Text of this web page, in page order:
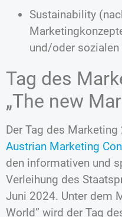
Sustainability
und/oder sozialen
Tag des
„The new
Der Tag des
Austrian Marketing
den informativen und
Verleihung des
Juni 2024. Unter dem
World” wird der Tag